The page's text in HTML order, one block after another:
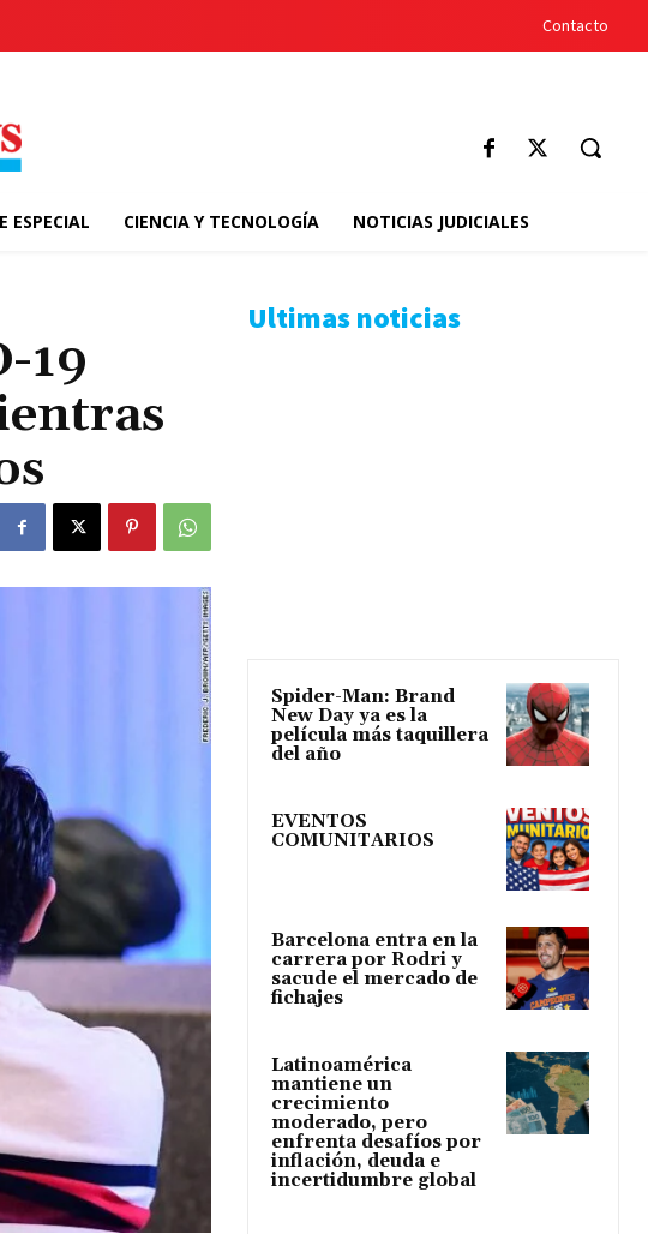
Contacto
ESPECIAL CIENCIA Y TECNOLOGÍA NOTICIAS JUDICIALES
19
Ultimas noticias
Spider-Man: Brand
New Day ya es la
película más taquillera
del año
EVENTOS
COMUNITARIOS
Barcelona entra en la
carrera por Rodri y
sacude el mercado de
fichajes
Latinoamérica
mantiene un
crecimiento
moderado, pero
enfrenta desafíos por
inflación, deuda e
incertidumbre global